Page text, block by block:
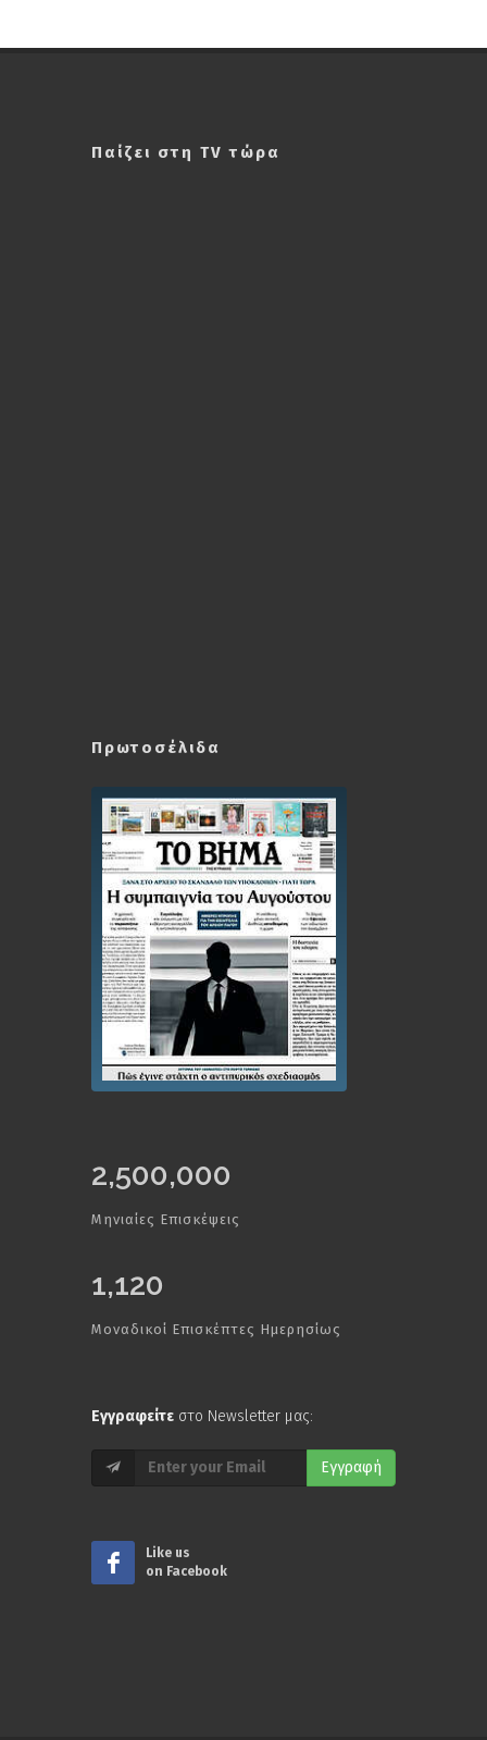
Παίζει στη TV τώρα
Πρωτοσέλιδα
2,500,000
Μηνιαίες Επισκέψεις
1,120
Μοναδικοί Επισκέπτες Ημερησίως
Εγγραφείτε στο Newsletter μας:
Εγγραφή
Like us
on Facebook